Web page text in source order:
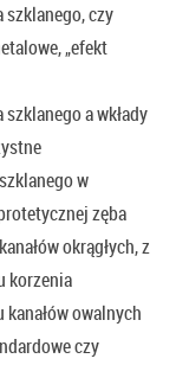
szklanego, czy
„efekt
a wkłady
w
zęba
okrągłych, z
korzenia
owalnych
czy